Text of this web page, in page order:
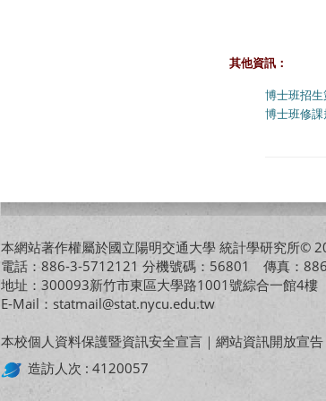
其他資訊：
博士班招
博士班修課
本網站著作權屬於國立陽明交通大學 統計學研究所©
電話：886-3-5712121 分機號碼：56801 傳真：
地址：300093新竹市東區大學路1001號綜合一館4樓
E-Mail：statmail@stat.nycu.edu.tw
本校個人資料保護暨資訊安全宣言 ｜ 網站資訊開放宣告
造訪人次 : 4120057